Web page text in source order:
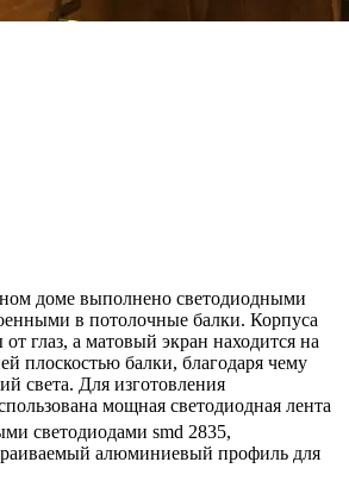
доме выполнено светодиодными
в потолочные балки. Корпуса
глаз, а матовый экран находится на
плоскостью балки, благодаря чему
света. Для изготовления
мощная светодиодная лента
светодиодами smd 2835,
алюминиевый профиль для